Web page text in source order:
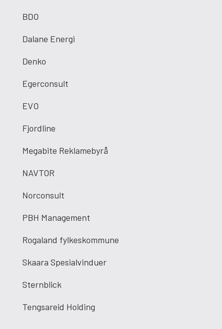
BDO
Dalane Energi
Denko
Egerconsult
EVO
Fjordline
Megabite Reklamebyrå
NAVTOR
Norconsult
PBH Management
Rogaland fylkeskommune
Skaara Spesialvinduer
Sternblick
Tengsareid Holding